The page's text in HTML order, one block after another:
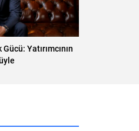
Yatırımcının